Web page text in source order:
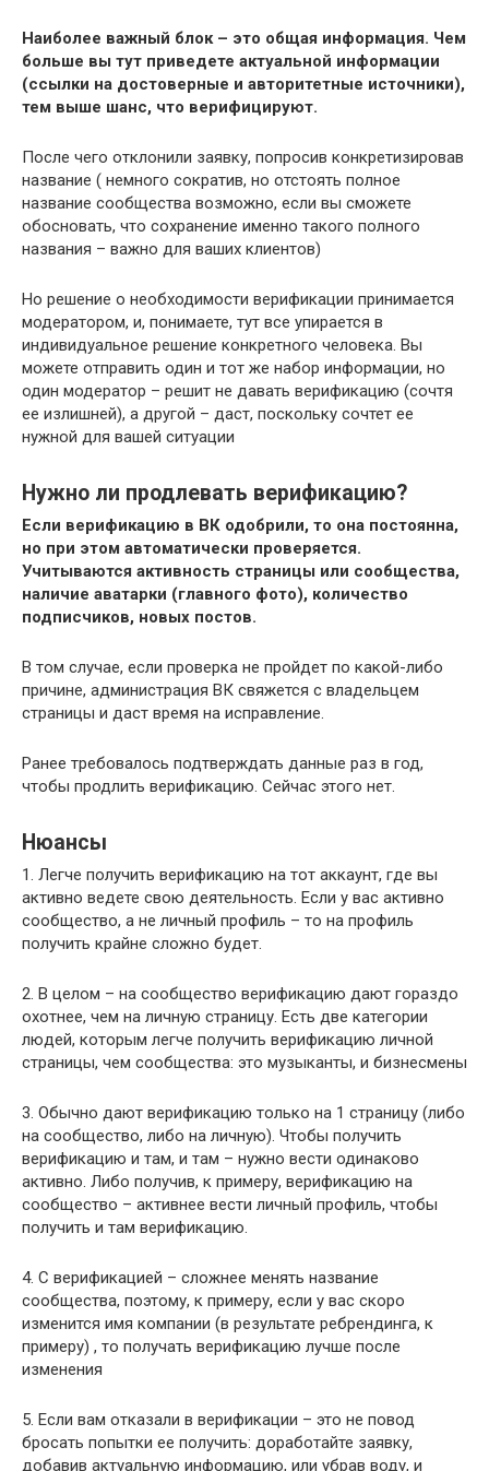
Наиболее важный блок – это общая информация. Чем
больше вы тут приведете актуальной информации
(ссылки на достоверные и авторитетные источники),
тем выше шанс, что верифицируют.
После чего отклонили заявку, попросив конкретизировав
название ( немного сократив, но отстоять полное
название сообщества возможно, если вы сможете
обосновать, что сохранение именно такого полного
названия – важно для ваших клиентов)
Но решение о необходимости верификации принимается
модератором, и, понимаете, тут все упирается в
индивидуальное решение конкретного человека. Вы
можете отправить один и тот же набор информации, но
один модератор – решит не давать верификацию (сочтя
ее излишней), а другой – даст, поскольку сочтет ее
нужной для вашей ситуации
Нужно ли продлевать верификацию?
Если верификацию в ВК одобрили, то она постоянна,
но при этом автоматически проверяется.
Учитываются активность страницы или сообщества,
наличие аватарки (главного фото), количество
подписчиков, новых постов.
В том случае, если проверка не пройдет по какой-либо
причине, администрация ВК свяжется с владельцем
страницы и даст время на исправление.
Ранее требовалось подтверждать данные раз в год,
чтобы продлить верификацию. Сейчас этого нет.
Нюансы
1. Легче получить верификацию на тот аккаунт, где вы
активно ведете свою деятельность. Если у вас активно
сообщество, а не личный профиль – то на профиль
получить крайне сложно будет.
2. В целом – на сообщество верификацию дают гораздо
охотнее, чем на личную страницу. Есть две категории
людей, которым легче получить верификацию личной
страницы, чем сообщества: это музыканты, и бизнесмены
3. Обычно дают верификацию только на 1 страницу (либо
на сообщество, либо на личную). Чтобы получить
верификацию и там, и там – нужно вести одинаково
активно. Либо получив, к примеру, верификацию на
сообщество – активнее вести личный профиль, чтобы
получить и там верификацию.
4. С верификацией – сложнее менять название
сообщества, поэтому, к примеру, если у вас скоро
изменится имя компании (в результате ребрендинга, к
примеру) , то получать верификацию лучше после
изменения
5. Если вам отказали в верификации – это не повод
бросать попытки ее получить: доработайте заявку,
добавив актуальную информацию, или убрав воду, и